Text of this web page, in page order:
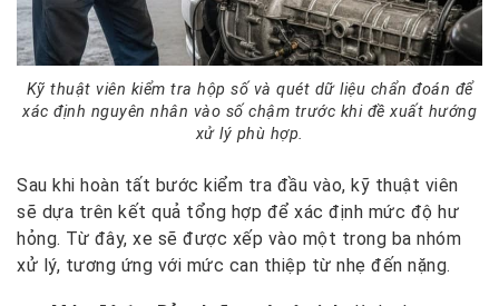
Kỹ thuật viên kiểm tra hộp số và quét dữ liệu chẩn đoán để
xác định nguyên nhân vào số chậm trước khi đề xuất hướng
xử lý phù hợp.
Sau khi hoàn tất bước kiểm tra đầu vào, kỹ thuật viên
sẽ dựa trên kết quả tổng hợp để xác định mức độ hư
hỏng. Từ đây, xe sẽ được xếp vào một trong ba nhóm
xử lý, tương ứng với mức can thiệp từ nhẹ đến nặng.